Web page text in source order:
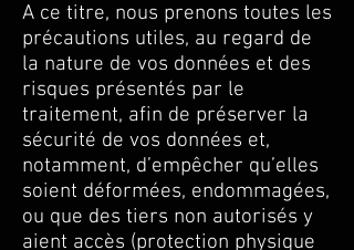
A ce titre, nous prenons toutes les
précautions utiles, au regard de
la nature de vos données et des
risques présentés par le
traitement, afin de préserver la
sécurité de vos données et,
notamment, d’empêcher qu’elles
soient déformées, endommagées,
ou que des tiers non autorisés y
aient accès (protection physique